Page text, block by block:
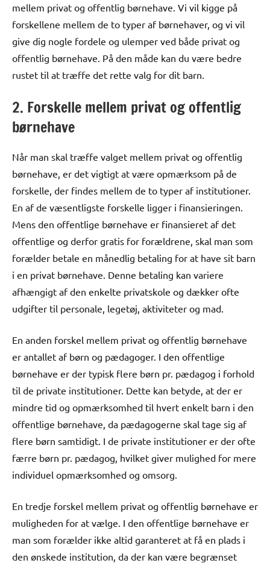
mellem privat og offentlig børnehave. Vi vil kigge på
forskellene mellem de to typer af børnehaver, og vi vil
give dig nogle fordele og ulemper ved både privat og
offentlig børnehave. På den måde kan du være bedre
rustet til at træffe det rette valg for dit barn.
2. Forskelle mellem privat og offentlig
børnehave
Når man skal træffe valget mellem privat og offentlig
børnehave, er det vigtigt at være opmærksom på de
forskelle, der findes mellem de to typer af institutioner.
En af de væsentligste forskelle ligger i finansieringen.
Mens den offentlige børnehave er finansieret af det
offentlige og derfor gratis for forældrene, skal man som
forælder betale en månedlig betaling for at have sit barn
i en privat børnehave. Denne betaling kan variere
afhængigt af den enkelte privatskole og dækker ofte
udgifter til personale, legetøj, aktiviteter og mad.
En anden forskel mellem privat og offentlig børnehave
er antallet af børn og pædagoger. I den offentlige
børnehave er der typisk flere børn pr. pædagog i forhold
til de private institutioner. Dette kan betyde, at der er
mindre tid og opmærksomhed til hvert enkelt barn i den
offentlige børnehave, da pædagogerne skal tage sig af
flere børn samtidigt. I de private institutioner er der ofte
færre børn pr. pædagog, hvilket giver mulighed for mere
individuel opmærksomhed og omsorg.
En tredje forskel mellem privat og offentlig børnehave er
muligheden for at vælge. I den offentlige børnehave er
man som forælder ikke altid garanteret at få en plads i
den ønskede institution, da der kan være begrænset